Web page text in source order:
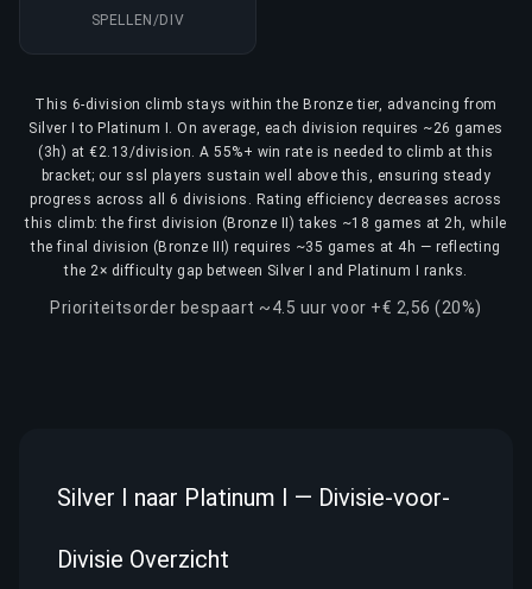
SPELLEN/DIV
This 6-division climb stays within the Bronze tier, advancing from
Silver I to Platinum I. On average, each division requires ~26 games
(3h) at €2.13/division. A 55%+ win rate is needed to climb at this
bracket; our ssl players sustain well above this, ensuring steady
progress across all 6 divisions. Rating efficiency decreases across
this climb: the first division (Bronze II) takes ~18 games at 2h, while
the final division (Bronze III) requires ~35 games at 4h — reflecting
the 2× difficulty gap between Silver I and Platinum I ranks.
Prioriteitsorder bespaart ~4.5 uur voor +€ 2,56 (20%)
Silver I naar Platinum I — Divisie-voor-
Divisie Overzicht